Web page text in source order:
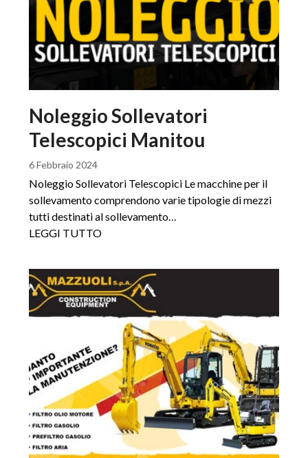
Noleggio Sollevatori
Telescopici Manitou
6 Febbraio 2024
Noleggio Sollevatori Telescopici Le macchine per il
sollevamento comprendono varie tipologie di mezzi
tutti destinati al sollevamento…
LEGGI TUTTO